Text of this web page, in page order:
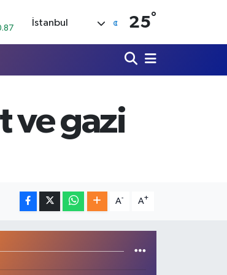
İstanbul 25°
ve gazi
A- A+